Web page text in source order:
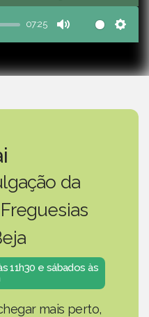
07:25
Mute
da
11h30 e sábados às
mais perto,